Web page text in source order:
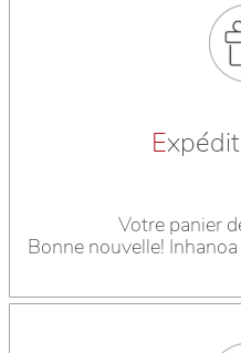
E
Votre panier
Bonne nouvelle!